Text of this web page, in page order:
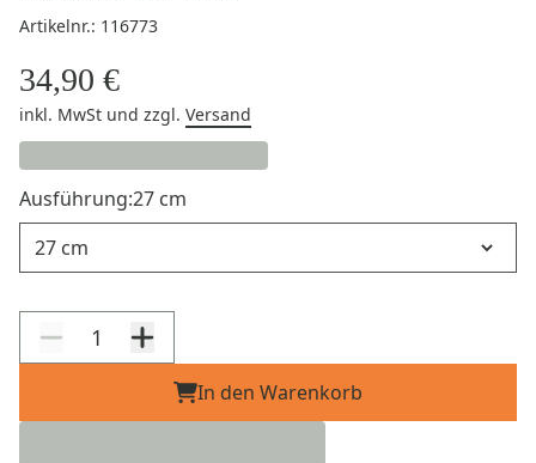
Artikelnr.: 116773
34,90 €
inkl. MwSt und zzgl. Versand
Ausführung:27 cm
In den Warenkorb